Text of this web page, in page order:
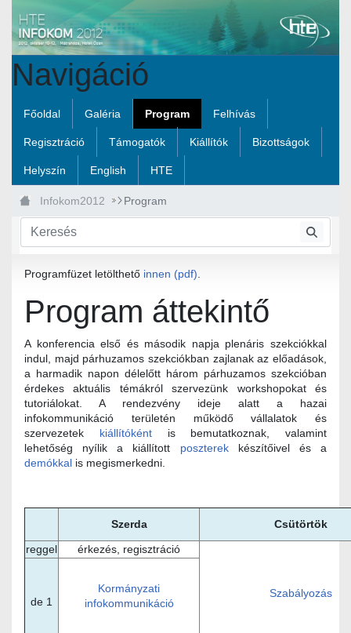
Ugrás a fő tartalomhoz
Navigáció
Főoldal Galéria Program Felhívás
Regisztráció Támogatók Kiállítók Bizottságok
Helyszín English HTE
Infokom2012 Program
Programfüzet letölthető innen (pdf)
Program áttekintő
A konferencia első és második napja plenáris szekciókkal
indul, majd párhuzamos szekciókban zajlanak az előadások,
a harmadik napon délelőtt három párhuzamos szekcióban
érdekes aktuális témákról szervezünk workshopokat és
tutoriálokat. A rendezvény ideje alatt a hazai
infokommunikáció területén működő vállalatok és
szervezetek kiállítóként is bemutatkoznak, valamint
lehetőség nyílik a kiállított poszterek készítőivel és a
demókkal is megismerkedni.
Szerda
Csütörtök
reggel
érkezés, regisztráció
Szabályozás
de 1
Kormányzati
infokommunikáció